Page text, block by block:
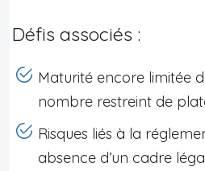
Défis associés :
Maturité encore limitée
nombre restreint de
Risques liés à la
absence d’un cadre